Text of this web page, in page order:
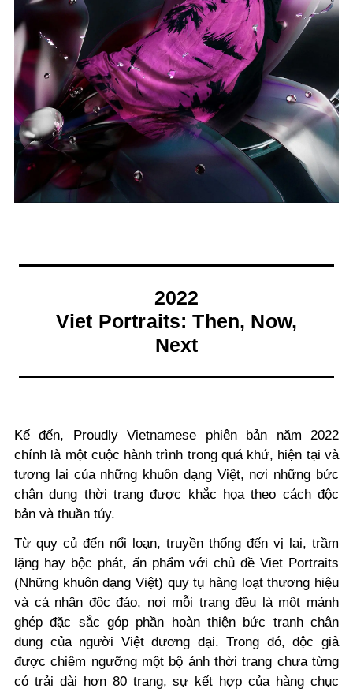
2022
Viet Portraits: Then, Now,
Next
Kế đến, Proudly Vietnamese phiên bản năm 2022
chính là một cuộc hành trình trong quá khứ, hiện tại và
tương lai của những khuôn dạng Việt, nơi những bức
chân dung thời trang được khắc họa theo cách độc
bản và thuần túy.
Từ quy củ đến nổi loạn, truyền thống đến vị lai, trầm
lặng hay bộc phát, ấn phẩm với chủ đề Viet Portraits
(Những khuôn dạng Việt) quy tụ hàng loạt thương hiệu
và cá nhân độc đáo, nơi mỗi trang đều là một mảnh
ghép đặc sắc góp phần hoàn thiện bức tranh chân
dung của người Việt đương đại. Trong đó, độc giả
được chiêm ngưỡng một bộ ảnh thời trang chưa từng
có trải dài hơn 80 trang, sự kết hợp của hàng chục